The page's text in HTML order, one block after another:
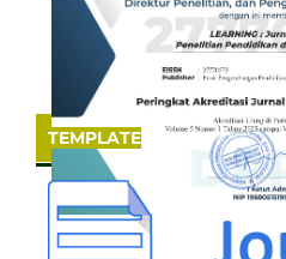
TEMPLATE